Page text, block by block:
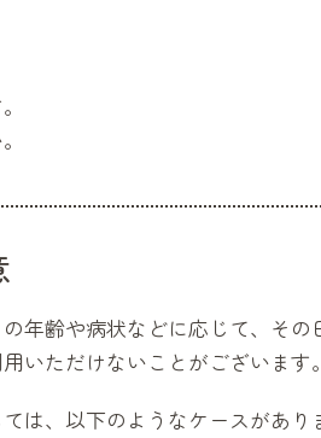
年齢や病状などに応じて、そ
いただけないことがございます
は、以下のようなケースがあり